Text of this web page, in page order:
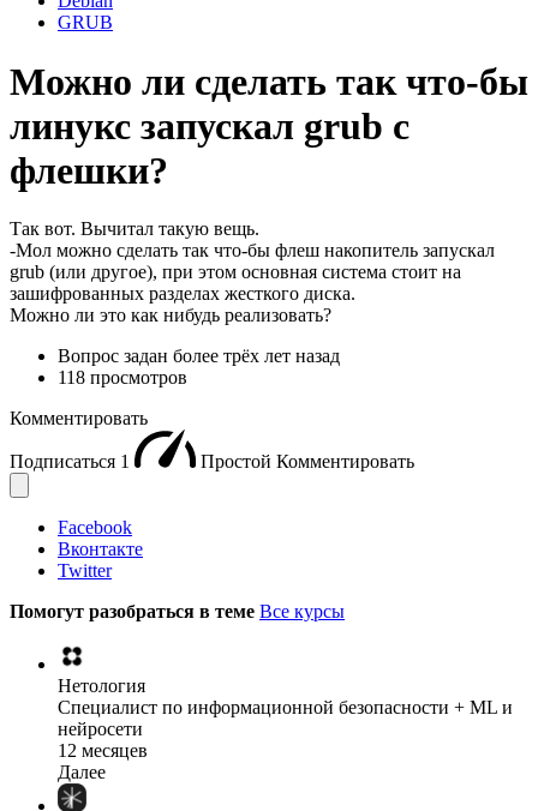
GRUB
Можно ли сделать так что-бы
линукс запускал grub с
флешки?
Так вот. Вычитал такую вещь.
-Мол можно сделать так что-бы флеш накопитель запускал
grub (или другое), при этом основная система стоит на
зашифрованных разделах жесткого диска.
Можно ли это как нибудь реализовать?
Вопрос задан более трёх лет назад
118 просмотров
Комментировать
Подписаться 1 Простой Комментировать
Facebook
Вконтакте
Twitter
Помогут разобраться в теме Все курсы
Нетология
Специалист по информационной безопасности + ML и
нейросети
12 месяцев
Далее